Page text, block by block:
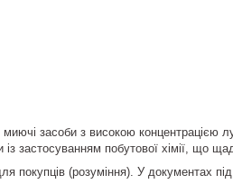
засоби з високою концентрацією
застосуванням побутової хімії, що
покупців (розуміння). У документах